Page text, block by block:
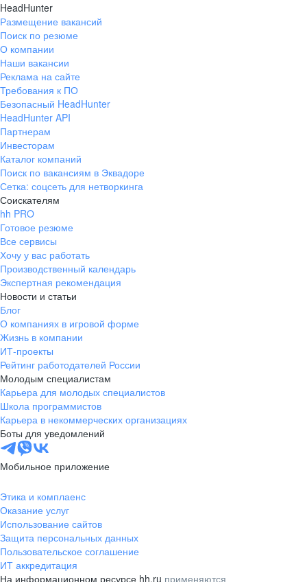
HeadHunter
Размещение вакансий
Поиск по резюме
О компании
Наши вакансии
Реклама на сайте
Требования к ПО
Безопасный HeadHunter
HeadHunter API
Партнерам
Инвесторам
Каталог компаний
Поиск по вакансиям в Эквадоре
Сетка: соцсеть для нетворкинга
Соискателям
hh PRO
Готовое резюме
Все сервисы
Хочу у вас работать
Производственный календарь
Экспертная рекомендация
Новости и статьи
Блог
О компаниях в игровой форме
Жизнь в компании
ИТ-проекты
Рейтинг работодателей России
Молодым специалистам
Карьера для молодых специалистов
Школа программистов
Карьера в некоммерческих организациях
Боты для уведомлений
Мобильное приложение
Этика и комплаенс
Оказание услуг
Использование сайтов
Защита персональных данных
Пользовательское соглашение
ИТ аккредитация
На информационном ресурсе hh.ru применяются